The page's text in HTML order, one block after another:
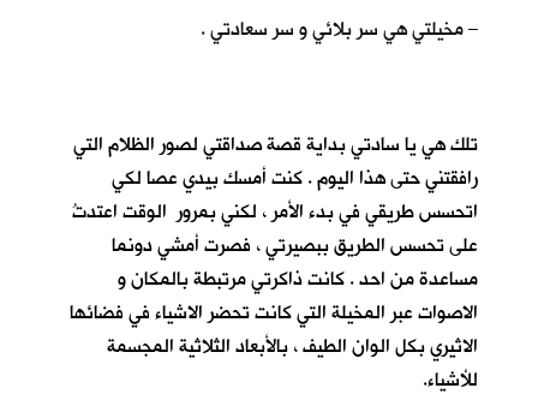
– مخيلتي هي سر بلائي و سر سعادتي .
تلك هي يا سادتي بداية قصة صداقتي لصور الظلام التي
رافقتني حتى هذا اليوم . كنت أمسك بيدي عصا لكي
اتحسس طريقي في بدء الأمر ، لكني بمرور الوقت اعتدتُ
على تحسس الطريق ببصيرتي ، فصرت أمشي دونما
مساعدة من احد . كانت ذاكرتي مرتبطة بالمكان و
الاصوات عبر المخيلة التي كانت تحضر الاشياء في فضائها
الاثيري بكل الوان الطيف ، بالأبعاد الثلاثية المجسمة
للأشياء.